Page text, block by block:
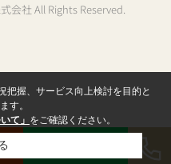
会社 All Rights Reserved.
把握、サービス向上検討を目的と
す。
て」 をご確認ください。